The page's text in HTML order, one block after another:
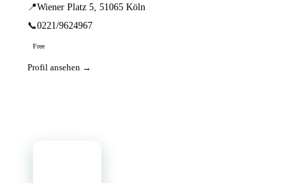
📍Wiener Platz 5, 51065 Köln
📞0221/9624967
Free
Profil ansehen →